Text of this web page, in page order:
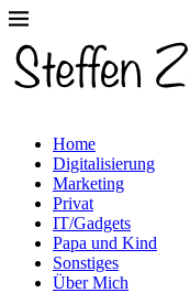
Home
Digitalisierung
Marketing
Privat
IT/Gadgets
Papa und Kind
Sonstiges
Über Mich